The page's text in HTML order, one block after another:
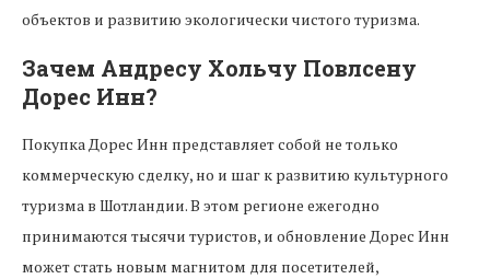
объектов и развитию экологически чистого туризма.
Зачем Андресу Хольчу Повлсену
Дорес Инн?
Покупка Дорес Инн представляет собой не только
коммерческую сделку, но и шаг к развитию культурного
туризма в Шотландии. В этом регионе ежегодно
принимаются тысячи туристов, и обновление Дорес Инн
может стать новым магнитом для посетителей,